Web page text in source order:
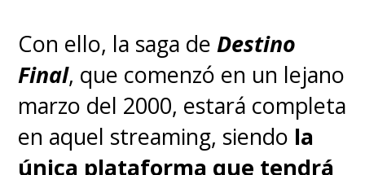
Con ello, la saga deDestino
Final, que comenzó en un lejano
marzo del 2000, estará completa
en aquel streaming, siendo la
única plataforma que tendrá